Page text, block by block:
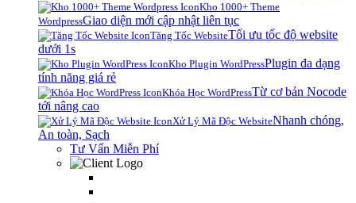
Kho 1000+ Theme
WordpressGiao diện mới cập nhật liên tục
Tăng Tốc WebsiteTối ưu tốc độ website
dưới 1s
Kho Plugin WordPressPlugin đa dạng
tính năng giá rẻ
Khóa Học WordPressTừ cơ bản Nocode
tới nâng cao
Xử Lý Mã Độc WebsiteNhanh chóng,
An toàn, Sạch
Tư Vấn Miễn Phí